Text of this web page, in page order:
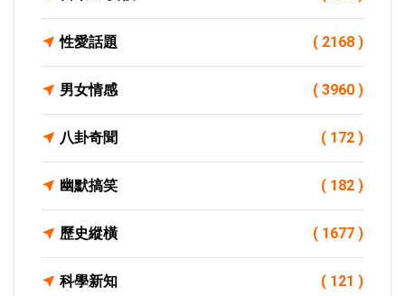
性愛話題 ( 2168 )
男女情感 ( 3960 )
八卦奇聞 ( 172 )
幽默搞笑 ( 182 )
歷史縱橫 ( 1677 )
科學新知 ( 121 )